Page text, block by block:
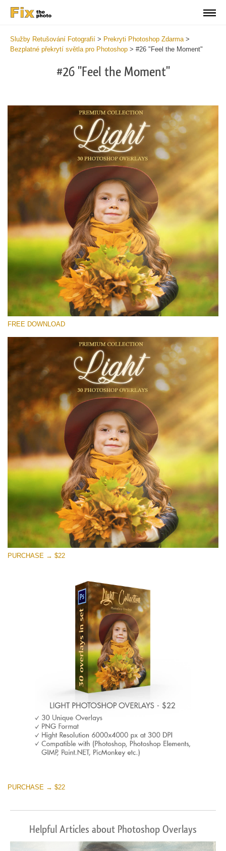
Služby Retušování Fotografií > Prekryti Photoshop Zdarma>
Bezplatné překrytí světla pro Photoshop > #26 "Feel the Moment"
#26 "Feel the Moment"
Prosím vyberte
Free Light Overlay #26
Small 800*533px
Light Overlays
(30 Overlays)
Fairy Tale (344 Overlays)
Large 6000*4000px
Entire Collection
(1783 Overlays)
Large 6000*4000px
Stažení zdarma
FREE DOWNLOAD
PURCHASE → $22
PURCHASE → $22
Helpful Articles about Photoshop Overlays